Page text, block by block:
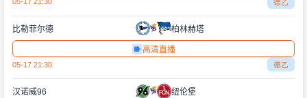
05-17 21:30 德乙
比勒菲尔德 柏林赫塔
高清直播
05-17 21:30 德乙
汉诺威96 纽伦堡